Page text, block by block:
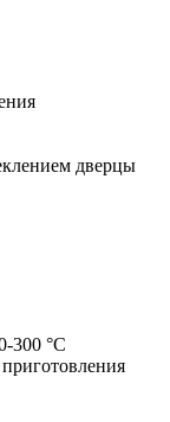
дверцы
300 °C